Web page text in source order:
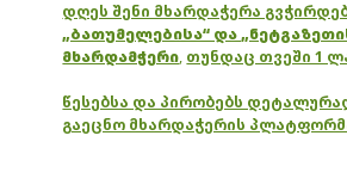
დღეს შენი მხარდაჭერა
„ბათუმელებისა“ და
მხარდამჭერი, თუნდაც თვეში 1
წესებსა და პირობებს
გაეცნო მხარდაჭერის